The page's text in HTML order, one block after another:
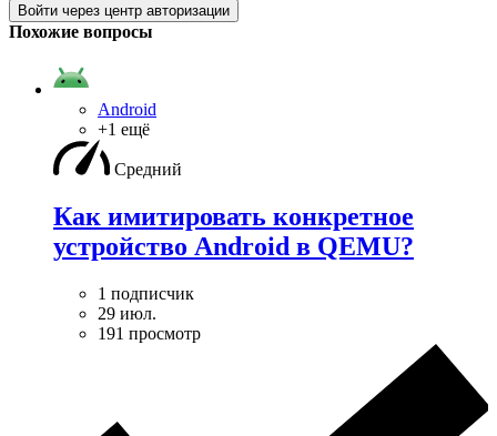
Войти через центр авторизации
Похожие вопросы
Android
+1 ещё
Средний
Как имитировать конкретное
устройство Android в QEMU?
1 подписчик
29 июл.
191 просмотр